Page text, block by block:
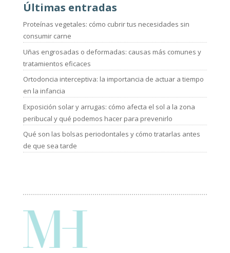
Últimas entradas
Proteínas vegetales: cómo cubrir tus necesidades sin
consumir carne
Uñas engrosadas o deformadas: causas más comunes y
tratamientos eficaces
Ortodoncia interceptiva: la importancia de actuar a tiempo
en la infancia
Exposición solar y arrugas: cómo afecta el sol a la zona
peribucal y qué podemos hacer para prevenirlo
Qué son las bolsas periodontales y cómo tratarlas antes
de que sea tarde